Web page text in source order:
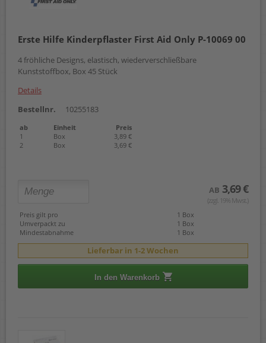
Erste Hilfe Kinderpflaster First Aid Only P-10069 00
4 fröhliche Designs, elastisch, wiederverschließbare
Kunststoffbox, Box 45 Stück
Details
Bestellnr.
10255183
ab Einheit
Preis
1
Box
3,89 €
2
Box 3,69 €
AB 3,69 €
(zzgl. 19% Mwst.)
Preis gilt pro
1 Box
Umverpackt zu
1 Box
Mindestabnahme
1 Box
Lieferbar in 1-2 Wochen
In den Warenkorb